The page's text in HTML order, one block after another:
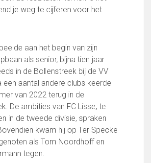
bijdrage
Loo
ereleden
je weg te cijferen voor het
aan het begin van zijn
als senior, bijna tien jaar
in de Bollenstreek bij de VV
een aantal andere clubs keerde
van 2022 terug in de
De ambities van FC Lisse, te
in de tweede divisie, spraken
kwam hij op Ter Specke
als Tom Noordhoff en
tegen.